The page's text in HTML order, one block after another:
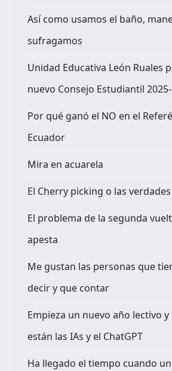
Así como usamos el baño,
sufragamos
Unidad Educativa León Ruales
nuevo Consejo Estudiantil
Por qué ganó el NO en el
Ecuador
Mira en acuarela
El Cherry picking o las
El problema de la segunda
apesta
Me gustan las personas que
decir y que contar
Empieza un nuevo año lectivo
están las IAs y el ChatGPT
Ha llegado el tiempo cuando